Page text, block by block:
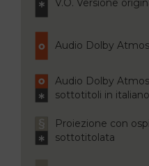
V.O. Versione
Audio Dolby Atmos
Audio Dolby
sottotitoli in italiano
Proiezione con
sottotitolata